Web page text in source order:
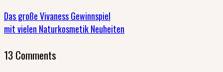
Das große Vivaness Gewinnspiel
mit vielen Naturkosmetik Neuheiten
13 Comments